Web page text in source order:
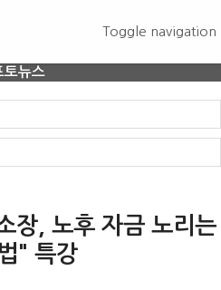
Toggle navigation
토뉴스
장, 노후 자금 노리는
" 특강